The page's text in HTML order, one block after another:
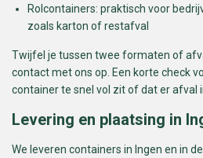
Rolcontainers: praktisch voor
zoals karton of restafval
Twijfel je tussen twee formaten of
contact met ons op. Een korte check
container te snel vol zit of dat er afval
Levering en plaatsing in
We leveren containers in Ingen en in